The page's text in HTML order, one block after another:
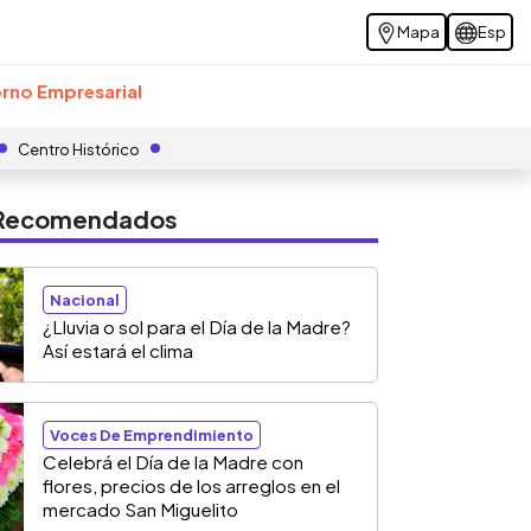
Mapa Esp
Empresarial
Centro Histórico
Nacional
¿Lluvia o sol para el Día de la Madre?
Así estará el clima
Voces De Emprendimiento
Celebrá el Día de la Madre con
flores, precios de los arreglos en el
mercado San Miguelito